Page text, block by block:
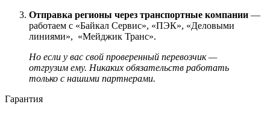
Отправка регионы через транспортные компании —
работаем с «Байкал Сервис», «ПЭК», «Деловыми
линиями», «Мейджик Транс».
Но если у вас свой проверенный перевозчик —
отгрузим ему. Никаких обязательств работать
только с нашими партнерами.
Гарантия